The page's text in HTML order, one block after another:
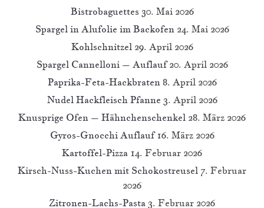
Bistrobaguettes 30. Mai 2026
Spargel in Alufolie im Backofen 24. Mai 2026
Kohlschnitzel 29. April 2026
Spargel Cannelloni – Auflauf 20. April 2026
Paprika-Feta-Hackbraten 8. April 2026
Nudel Hackfleisch Pfanne 3. April 2026
Knusprige Ofen – Hähnchenschenkel 28. März 2026
Gyros-Gnocchi Auflauf 16. März 2026
Kartoffel-Pizza 14. Februar 2026
Kirsch-Nuss-Kuchen mit Schokostreusel 7. Februar
2026
Zitronen-Lachs-Pasta 3. Februar 2026